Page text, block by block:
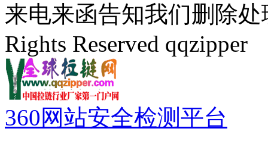
来电来函告知我们删除处
Rights Reserved qqzipper
360网站安全检测平台